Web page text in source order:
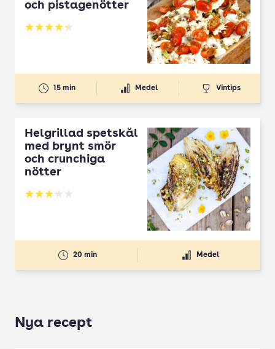
och pistagenötter
Betyg: 4.31 av 5
15 min Medel Vintips
Helgrillad spetskål
med brynt smör
och crunchiga
nötter
Betyg: 3.23 av 5
20 min Medel
Nya recept